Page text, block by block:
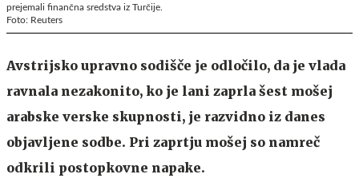
prejemali finančna sredstva iz Turčije.
Foto: Reuters
Avstrijsko upravno sodišče je odločilo, da je vlada
ravnala nezakonito, ko je lani zaprla šest mošej
arabske verske skupnosti, je razvidno iz danes
objavljene sodbe. Pri zaprtju mošej so namreč
odkrili postopkovne napake.